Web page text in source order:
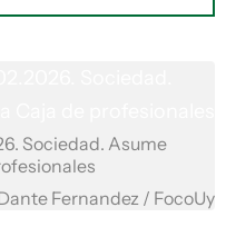
Sociedad. Asume
Fernandez / FocoUy